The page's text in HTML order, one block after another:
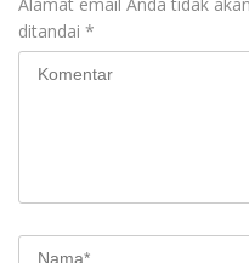
ditandai *